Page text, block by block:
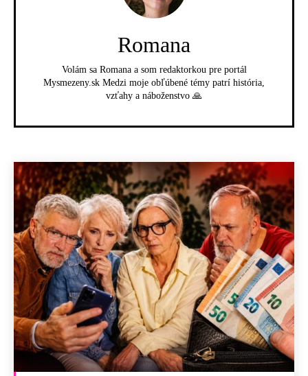
Romana
Volám sa Romana a som redaktorkou pre portál
Mysmezeny.sk Medzi moje obľúbené témy patrí história,
vzťahy a náboženstvo 🙏